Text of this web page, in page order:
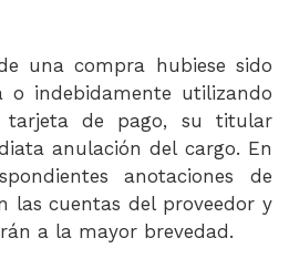
una compra hubiese sido
o indebidamente utilizando
de pago, su titular
anulación del cargo. En
anotaciones de
las cuentas del proveedor y
a la mayor brevedad.